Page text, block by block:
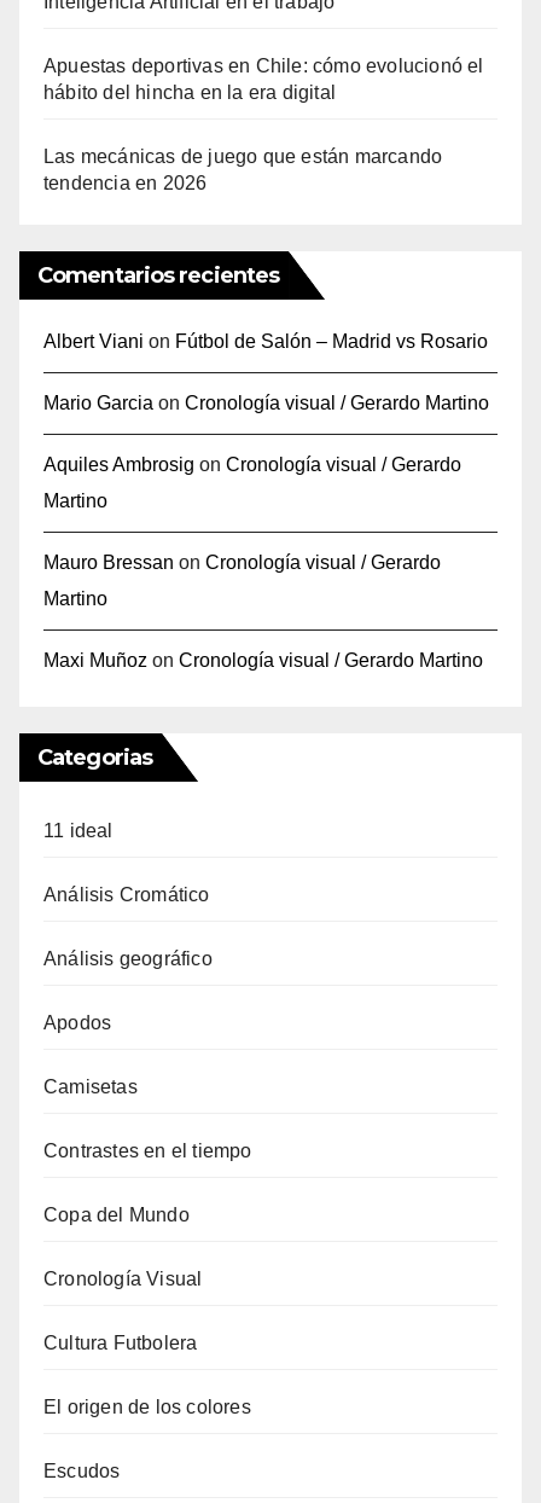
Apuestas deportivas en Chile: cómo evolucionó el
hábito del hincha en la era digital
Las mecánicas de juego que están marcando
tendencia en 2026
Comentarios recientes
Albert Viani on Fútbol de Salón – Madrid vs Rosario
Mario Garcia on Cronología visual / Gerardo Martino
Aquiles Ambrosig on Cronología visual / Gerardo
Martino
Mauro Bressan on Cronología visual / Gerardo
Martino
Maxi Muñoz on Cronología visual / Gerardo Martino
Categorias
11 ideal
Análisis Cromático
Análisis geográfico
Apodos
Camisetas
Contrastes en el tiempo
Copa del Mundo
Cronología Visual
Cultura Futbolera
El origen de los colores
Escudos